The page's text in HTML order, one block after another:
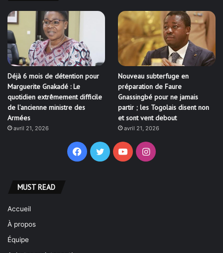
Déjà 6 mois de détention pour
Marguerite Gnakadé : Le
quotidien extrêmement difficile
de l’ancienne ministre des
Armées
avril 21, 2026
Nouveau subterfuge en
préparation de Faure
Gnassingbé pour ne jamais
partir ; les Togolais disent non
et sont vent debout
avril 21, 2026
Facebook
TwitterYouTubeInstagram
MUST READ
Accueil
À propos
Équipe